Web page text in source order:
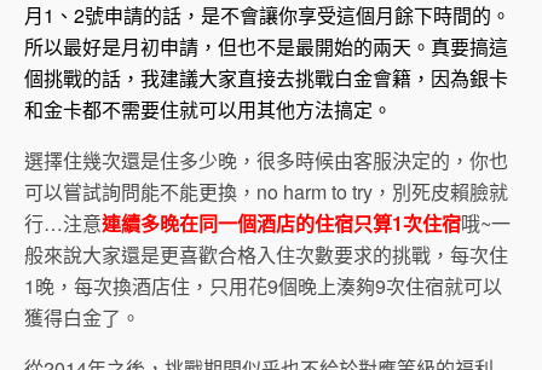
月1、2號申請的話，是不會讓你享受這個月餘下時間的。
所以最好是月初申請，但也不是最開始的兩天。真要搞這
個挑戰的話，我建議大家直接去挑戰白金會籍，因為銀卡
和金卡都不需要住就可以用其他方法搞定。
選擇住幾次還是住多少晚，很多時候由客服決定的，你也
可以嘗試詢問能不能更換，no harm to try，別死皮賴臉就
行…注意連續多晚在同一個酒店的住宿只算1次住宿哦~一
般來說大家還是更喜歡合格入住次數要求的挑戰，每次住
1晚，每次換酒店住，只用花9個晚上湊夠9次住宿就可以
獲得白金了。